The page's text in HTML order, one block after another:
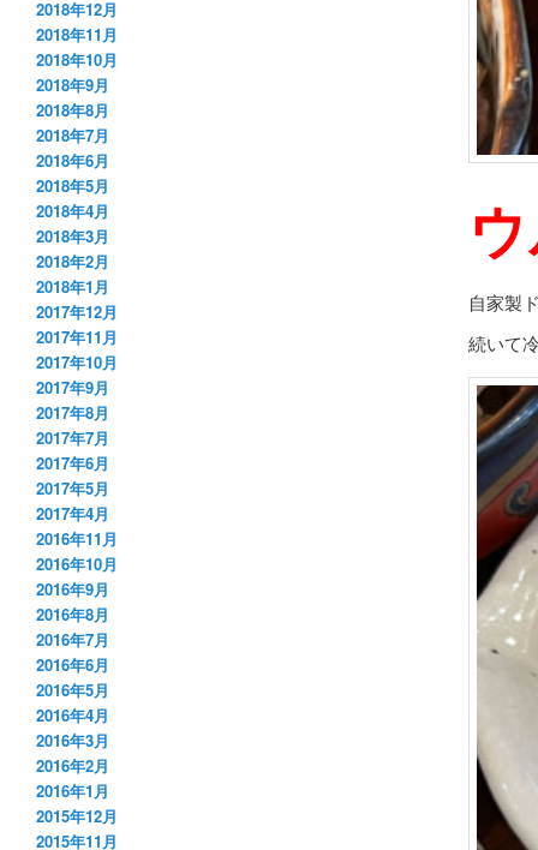
自家製
続いて
2018年12月
2018年11月
2018年10月
2018年9月
2018年8月
2018年7月
2018年6月
2018年5月
2018年4月
2018年3月
2018年2月
2018年1月
2017年12月
2017年11月
2017年10月
2017年9月
2017年8月
2017年7月
2017年6月
2017年5月
2017年4月
2016年11月
2016年10月
2016年9月
2016年8月
2016年7月
2016年6月
2016年5月
2016年4月
2016年3月
2016年2月
2016年1月
2015年12月
2015年11月